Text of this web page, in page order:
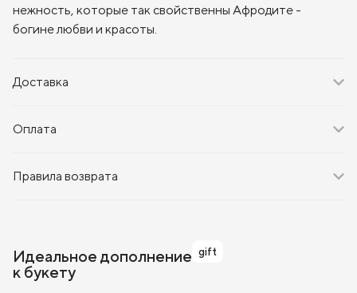
нежность, которые так свойственны Афродите -
богине любви и красоты.
Доставка
Оплата
Правила возврата
Идеальное дополнение
к букету
gift